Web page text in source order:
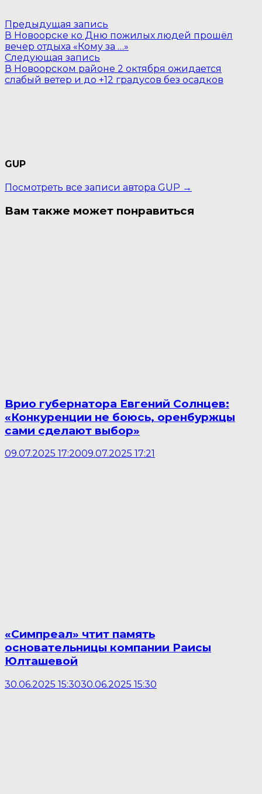
Навигация
по
записям
Предыдущая запись
запись:
В Новоорске ко Дню пожилых людей прошёл
вечер отдыха «Кому за …»
Следующая запись
запись:
В Новоорском районе 2 октября ожидается
слабый ветер и до +12 градусов без осадков
GUP
Посмотреть все записи автора GUP →
Вам также может понравиться
Врио губернатора Евгений Солнцев:
«Конкуренции не боюсь, оренбуржцы
сами сделают выбор»
09.07.2025 17:2009.07.2025 17:21
«Симпреал» чтит память
основательницы компании Раисы
Юлташевой
30.06.2025 15:3030.06.2025 15:30